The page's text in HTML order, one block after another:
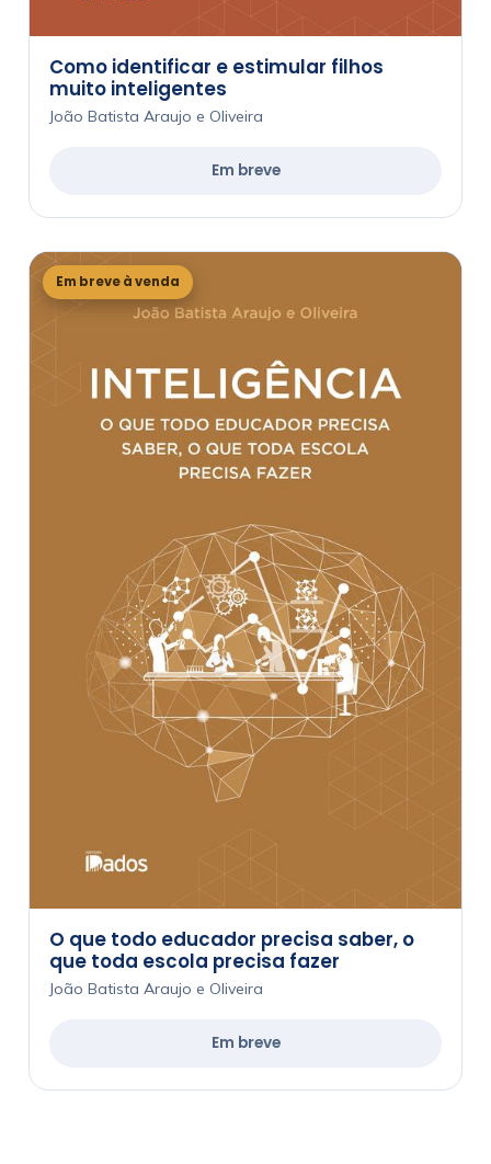
Como identificar e estimular filhos
muito inteligentes
João Batista Araujo e Oliveira
Em breve
Em breve à venda
O que todo educador precisa saber, o
que toda escola precisa fazer
João Batista Araujo e Oliveira
Em breve